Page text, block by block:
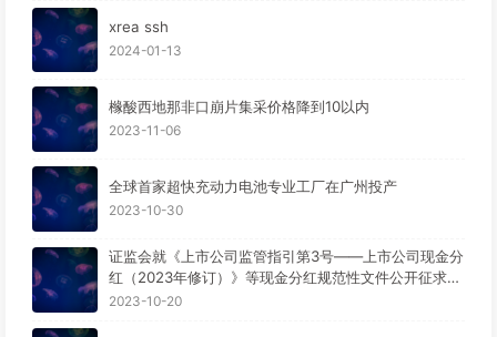
xrea ssh
2024-01-13
橼酸西地那非口崩片集采价格降到10以内
2023-11-06
全球首家超快充动力电池专业工厂在广州投产
2023-10-30
证监会就《上市公司监管指引第3号——上市公司现金分
红（2023年修订）》等现金分红规范性文件公开征求意
见。
2023-10-20